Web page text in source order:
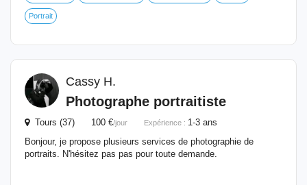
Portrait
Cassy H.
Photographe portraitiste
Tours (37) 100 €/jour Expérience : 1-3 ans
Bonjour, je propose plusieurs services de photographie de
portraits. N'hésitez pas pas pour toute demande.